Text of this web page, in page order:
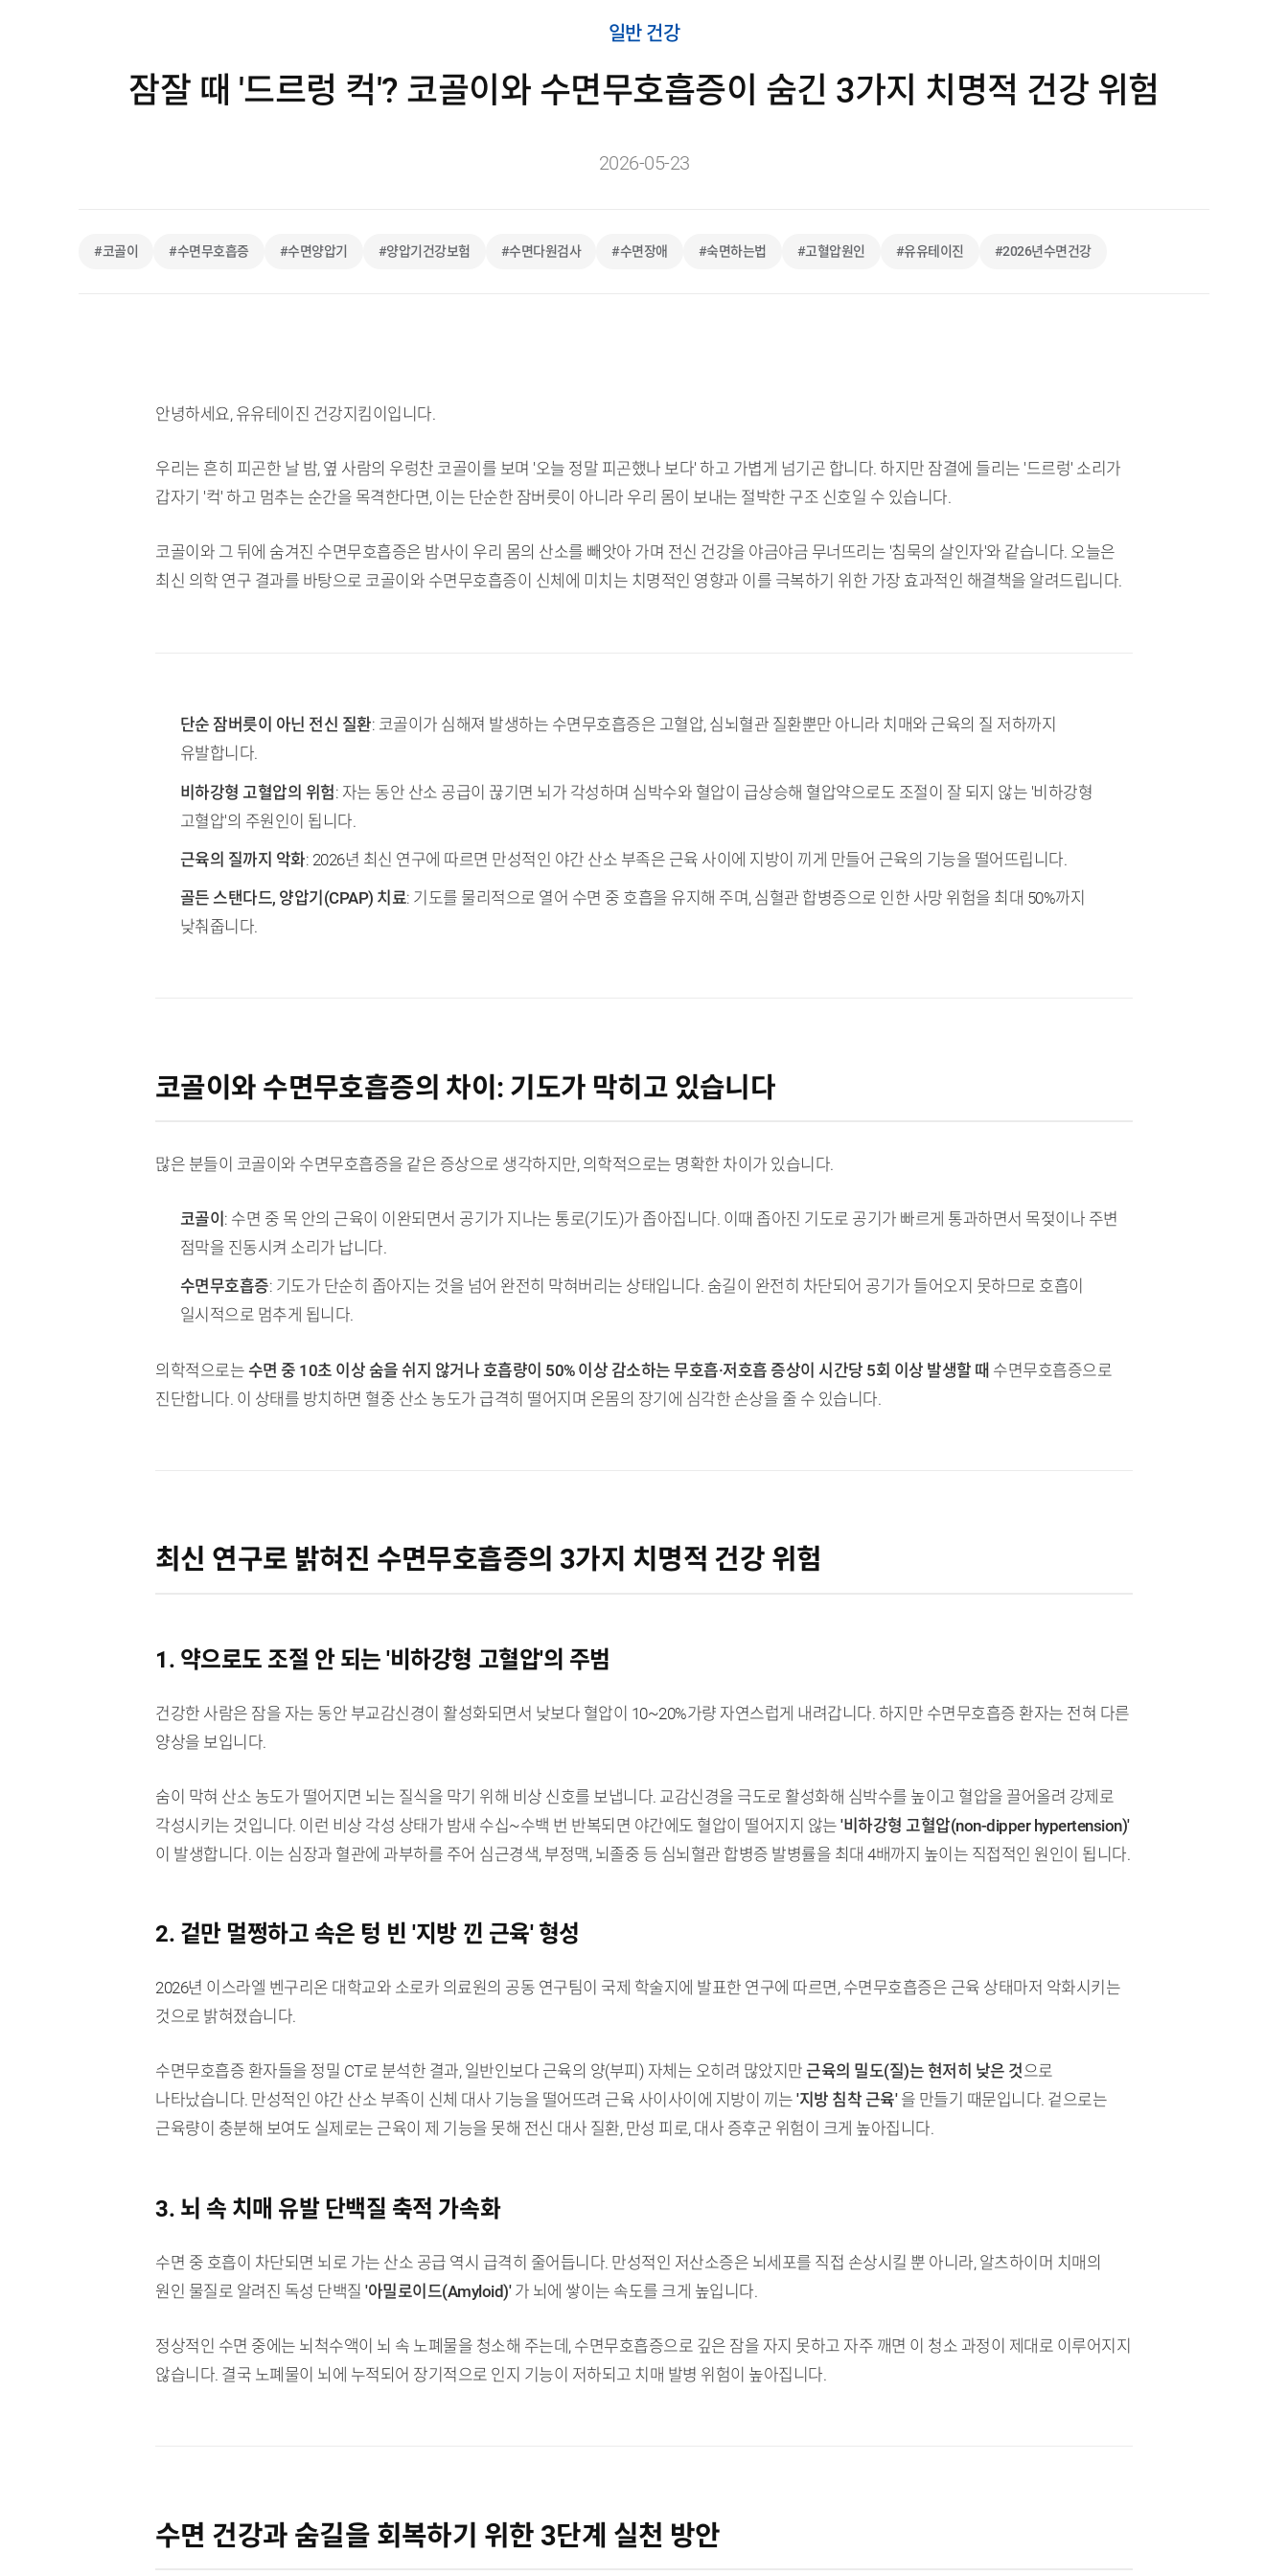
일반 건강
잠잘 때 '드르렁 컥'? 코골이와 수면무호흡증이 숨긴 3가지 치명적 건강 위험
2026-05-23
#코골이 #수면무호흡증 #수면양압기 #양압기건강보험 #수면다원검사 #수면장애 #숙면하는법 #고혈압원인 #유유테이진 #2026년수면건강
안녕하세요, 유유테이진 건강지킴이입니다.
우리는 흔히 피곤한 날 밤, 옆 사람의 우렁찬 코골이를 보며 '오늘 정말 피곤했나 보다' 하고 가볍게 넘기곤 합니다. 하지만 잠결에 들리는 '드르렁' 소리가
갑자기 '컥' 하고 멈추는 순간을 목격한다면, 이는 단순한 잠버릇이 아니라 우리 몸이 보내는 절박한 구조 신호일 수 있습니다.
코골이와 그 뒤에 숨겨진 수면무호흡증은 밤사이 우리 몸의 산소를 빼앗아 가며 전신 건강을 야금야금 무너뜨리는 '침묵의 살인자'와 같습니다. 오늘은
최신 의학 연구 결과를 바탕으로 코골이와 수면무호흡증이 신체에 미치는 치명적인 영향과 이를 극복하기 위한 가장 효과적인 해결책을 알려드립니다.
TL;DR (핵심 요약)
단순 잠버릇이 아닌 전신 질환: 코골이가 심해져 발생하는 수면무호흡증은 고혈압, 심뇌혈관 질환뿐만 아니라 치매와 근육의 질 저하까지
유발합니다.
비하강형 고혈압의 위험: 자는 동안 산소 공급이 끊기면 뇌가 각성하며 심박수와 혈압이 급상승해 혈압약으로도 조절이 잘 되지 않는 '비하강형
고혈압'의 주원인이 됩니다.
근육의 질까지 악화: 2026년 최신 연구에 따르면 만성적인 야간 산소 부족은 근육 사이에 지방이 끼게 만들어 근육의 기능을 떨어뜨립니다.
골든 스탠다드, 양압기(CPAP) 치료: 기도를 물리적으로 열어 수면 중 호흡을 유지해 주며, 심혈관 합병증으로 인한 사망 위험을 최대 50%까지
낮춰줍니다.
코골이와 수면무호흡증의 차이: 기도가 막히고 있습니다
많은 분들이 코골이와 수면무호흡증을 같은 증상으로 생각하지만, 의학적으로는 명확한 차이가 있습니다.
코골이 : 수면 중 목 안의 근육이 이완되면서 공기가 지나는 통로(기도)가 좁아집니다. 이때 좁아진 기도로 공기가 빠르게 통과하면서 목젖이나 주변
점막을 진동시켜 소리가 납니다.
수면무호흡증: 기도가 단순히 좁아지는 것을 넘어 완전히 막혀버리는 상태입니다. 숨길이 완전히 차단되어 공기가 들어오지 못하므로 호흡이
일시적으로 멈추게 됩니다.
의학적으로는 수면 중 10초 이상 숨을 쉬지 않거나 호흡량이 50% 이상 감소하는 무호흡·저호흡 증상이 시간당 5회 이상 발생할 때 수면무호흡증으로
진단합니다. 이 상태를 방치하면 혈중 산소 농도가 급격히 떨어지며 온몸의 장기에 심각한 손상을 줄 수 있습니다.
최신 연구로 밝혀진 수면무호흡증의 3가지 치명적 건강 위험
1. 약으로도 조절 안 되는 '비하강형 고혈압'의 주범
건강한 사람은 잠을 자는 동안 부교감신경이 활성화되면서 낮보다 혈압이 10~20%가량 자연스럽게 내려갑니다. 하지만 수면무호흡증 환자는 전혀 다른
양상을 보입니다.
숨이 막혀 산소 농도가 떨어지면 뇌는 질식을 막기 위해 비상 신호를 보냅니다. 교감신경을 극도로 활성화해 심박수를 높이고 혈압을 끌어올려 강제로
각성시키는 것입니다. 이런 비상 각성 상태가 밤새 수십~수백 번 반복되면 야간에도 혈압이 떨어지지 않는 '비하강형 고혈압(non-dipper hypertension)'
이 발생합니다. 이는 심장과 혈관에 과부하를 주어 심근경색, 부정맥, 뇌졸중 등 심뇌혈관 합병증 발병률을 최대 4배까지 높이는 직접적인 원인이 됩니다.
2. 겉만 멀쩡하고 속은 텅 빈 '지방 낀 근육' 형성
2026년 이스라엘 벤구리온 대학교와 소로카 의료원의 공동 연구팀이 국제 학술지에 발표한 연구에 따르면, 수면무호흡증은 근육 상태마저 악화시키는
것으로 밝혀졌습니다.
수면무호흡증 환자들을 정밀 CT로 분석한 결과, 일반인보다 근육의 양(부피) 자체는 오히려 많았지만 근육의 밀도(질)는 현저히 낮은 것으로
나타났습니다. 만성적인 야간 산소 부족이 신체 대사 기능을 떨어뜨려 근육 사이사이에 지방이 끼는 '지방 침착 근육'을 만들기 때문입니다. 겉으로는
근육량이 충분해 보여도 실제로는 근육이 제 기능을 못해 전신 대사 질환, 만성 피로, 대사 증후군 위험이 크게 높아집니다.
3. 뇌 속 치매 유발 단백질 축적 가속화
수면 중 호흡이 차단되면 뇌로 가는 산소 공급 역시 급격히 줄어듭니다. 만성적인 저산소증은 뇌세포를 직접 손상시킬 뿐 아니라, 알츠하이머 치매의
원인 물질로 알려진 독성 단백질 '아밀로이드(Amyloid)'가 뇌에 쌓이는 속도를 크게 높입니다.
정상적인 수면 중에는 뇌척수액이 뇌 속 노폐물을 청소해 주는데, 수면무호흡증으로 깊은 잠을 자지 못하고 자주 깨면 이 청소 과정이 제대로 이루어지지
않습니다. 결국 노폐물이 뇌에 누적되어 장기적으로 인지 기능이 저하되고 치매 발병 위험이 높아집니다.
수면 건강과 숨길을 회복하기 위한 3단계 실천 방안